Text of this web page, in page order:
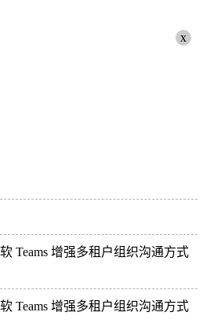
x
Teams 增强多租户组织沟通方式
Teams 增强多租户组织沟通方式